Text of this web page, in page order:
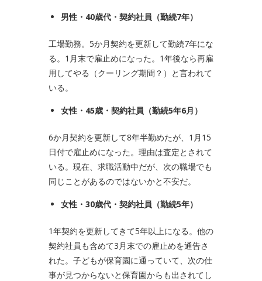
男性・ 40歳代・契約社員（勤続7年）
工場勤務。5か月契約を更新して勤続7年にな
る。1月末で雇止めになった。1年後なら再雇
用してやる（クーリング期間？）と言われて
いる。
女性・ 45歳・契約社員（勤続5年6月）
6か月契約を更新して8年半勤めたが、1月15
日付で雇止めになった。理由は査定とされて
いる。現在、求職活動中だが、次の職場でも
同じことがあるのではないかと不安だ。
女性・ 30歳代・契約社員（勤続5年）
1年契約を更新してきて5年以上になる。他の
契約社員も含めて3月末での雇止めを通告さ
れた。子どもが保育園に通っていて、次の仕
事が見つからないと保育園からも出されてし